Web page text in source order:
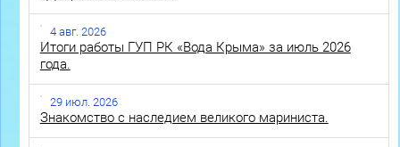
4 авг. 2026
Итоги работы ГУП РК «Вода Крыма» за июль 2026
года.
29 июл. 2026
Знакомство с наследием великого мариниста.